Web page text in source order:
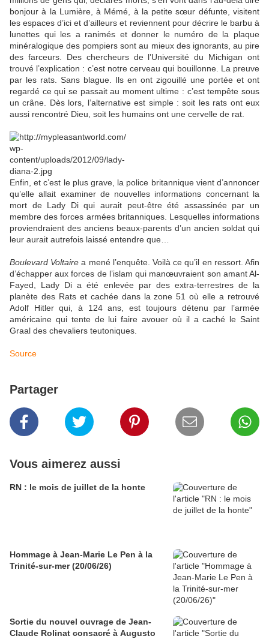
bonjour à la Lumière, à Mémé, à la petite sœur défunte, visitent
les espaces d’ici et d’ailleurs et reviennent pour décrire le barbu à
lunettes qui les a ranimés et donner le numéro de la plaque
minéralogique des pompiers sont au mieux des ignorants, au pire
des farceurs. Des chercheurs de l’Université du Michigan ont
trouvé l’explication : c’est notre cerveau qui bouillonne. La preuve
par les rats. Sans blague. Ils en ont zigouillé une portée et ont
regardé ce qui se passait au moment ultime : c’est tempête sous
un crâne. Dès lors, l’alternative est simple : soit les rats ont eux
aussi rencontré Dieu, soit les humains ont une cervelle de rat.
Enfin, et c’est le plus grave, la police britannique vient d’annoncer
qu’elle allait examiner de nouvelles informations concernant la
mort de Lady Di qui aurait peut-être été assassinée par un
membre des forces armées britanniques. Lesquelles informations
proviendraient des anciens beaux-parents d’un ancien soldat qui
leur aurait autrefois laissé entendre que…
Boulevard Voltaire a mené l’enquête. Voilà ce qu’il en ressort. Afin
d’échapper aux forces de l’islam qui manœuvraient son amant Al-
Fayed, Lady Di a été enlevée par des extra-terrestres de la
planète des Rats et cachée dans la zone 51 où elle a retrouvé
Adolf Hitler qui, à 124 ans, est toujours détenu par l’armée
américaine qui tente de lui faire avouer où il a caché le Saint
Graal des chevaliers teutoniques.
Source
Partager
Vous aimerez aussi
RN : le mois de juillet de la honte
Hommage à Jean-Marie Le Pen à la
Trinité-sur-mer (20/06/26)
Sortie du nouvel ouvrage de Jean-
Claude Rolinat consacré à Augusto